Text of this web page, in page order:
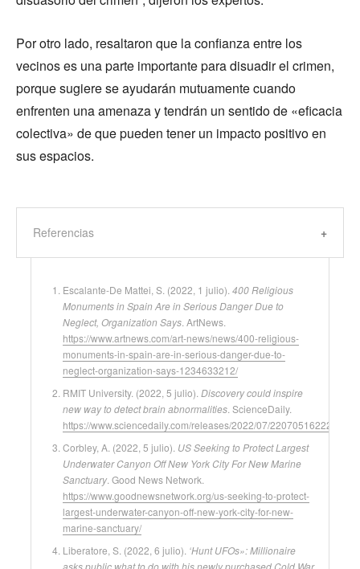
Por otro lado, resaltaron que la confianza entre los
vecinos es una parte importante para disuadir el crimen,
porque sugiere se ayudarán mutuamente cuando
enfrenten una amenaza y tendrán un sentido de «eficacia
colectiva» de que pueden tener un impacto positivo en
sus espacios.
Referencias
Escalante-De Mattei, S. (2022, 1 julio). 400 Religious
Monuments in Spain Are in Serious Danger Due to
Neglect, Organization Says . ArtNews.
https://www.artnews.com/art-news/news/400-religious-
monuments-in-spain-are-in-serious-danger-due-to-
neglect-organization-says-1234633212/
RMIT University. (2022, 5 julio). Discovery could inspire
new way to detect brain abnormalities . ScienceDaily.
https://www.sciencedaily.com/releases/2022/07/220705162228.htm
Corbley, A. (2022, 5 julio). US Seeking to Protect Largest
Underwater Canyon Off New York City For New Marine
Sanctuary . Good News Network.
https://www.goodnewsnetwork.org/us-seeking-to-protect-
largest-underwater-canyon-off-new-york-city-for-new-
marine-sanctuary/
Liberatore, S. (2022, 6 julio). ‘Hunt UFOs»: Millionaire
asks public what to do with his newly purchased Cold War